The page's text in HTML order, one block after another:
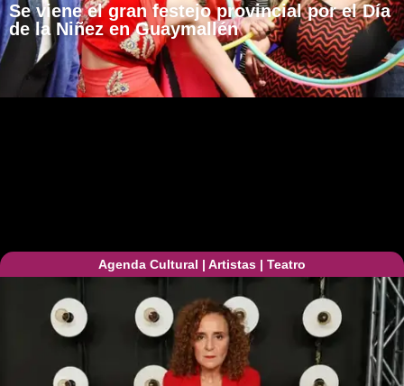
Se viene el gran festejo provincial por el Día
de la Niñez en Guaymallén
Agenda Cultural | Artistas | Teatro